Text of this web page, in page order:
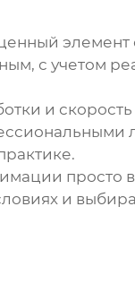
элемент
с учетом
и
просто
и